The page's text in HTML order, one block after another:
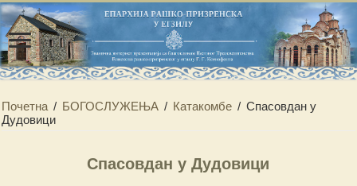
Почетна / БОГОСЛУЖЕЊА / Катакомбе / Спасовдан у
Дудовици
Спасовдан у Дудовици